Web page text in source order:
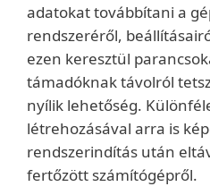
adatokat továbbítani a
rendszeréről,
ezen keresztül
támadóknak távolról
nyílik lehetőség.
létrehozásával arra is
rendszerindítás után
fertőzött számítógépről.